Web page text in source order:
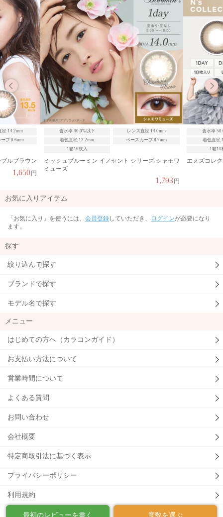
最初のレビューを書く 度数を選ぶ
径 14.2mm
ブ 8.6mm
ルブラウン
1,650円
含水率 40.0%以下
レンズ直径 14.0mm
着色直径 13.2mm
ベースカーブ 8.7mm
1箱10枚入
ミッシュブルーミン イノセント シリーズ シャモワ
ミューズ
1,793円
含水率
着色直径
1箱10
エヌズコレ
お気に入りアイテム
「お気に入り」を使うには、 会員登録していただき、 ログインが必要になり
ます。
探す
絞り込んで探す
ブランドで探す
モデル名で探す
メニュー
はじめての方へ（カラコンガイド）
お支払い方法について
営業時間について
よくある質問
お問い合わせ
会社概要
特定商取引法に基づく表示
プライバシーポリシー
利用規約